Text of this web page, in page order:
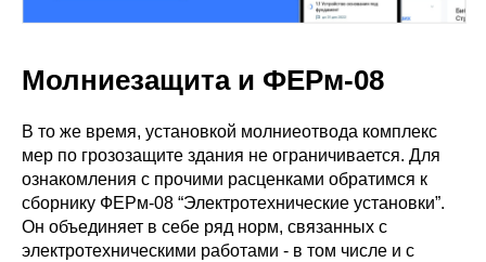
Молниезащита и ФЕРм-08
В то же время, установкой молниеотвода комплекс
мер по грозозащите здания не ограничивается. Для
ознакомления с прочими расценками обратимся к
сборнику ФЕРм-08 “Электротехнические установки”.
Он объединяет в себе ряд норм, связанных с
электротехническими работами - в том числе и с